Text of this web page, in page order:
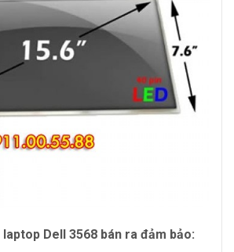
Dell 3568 bán ra đảm bảo: